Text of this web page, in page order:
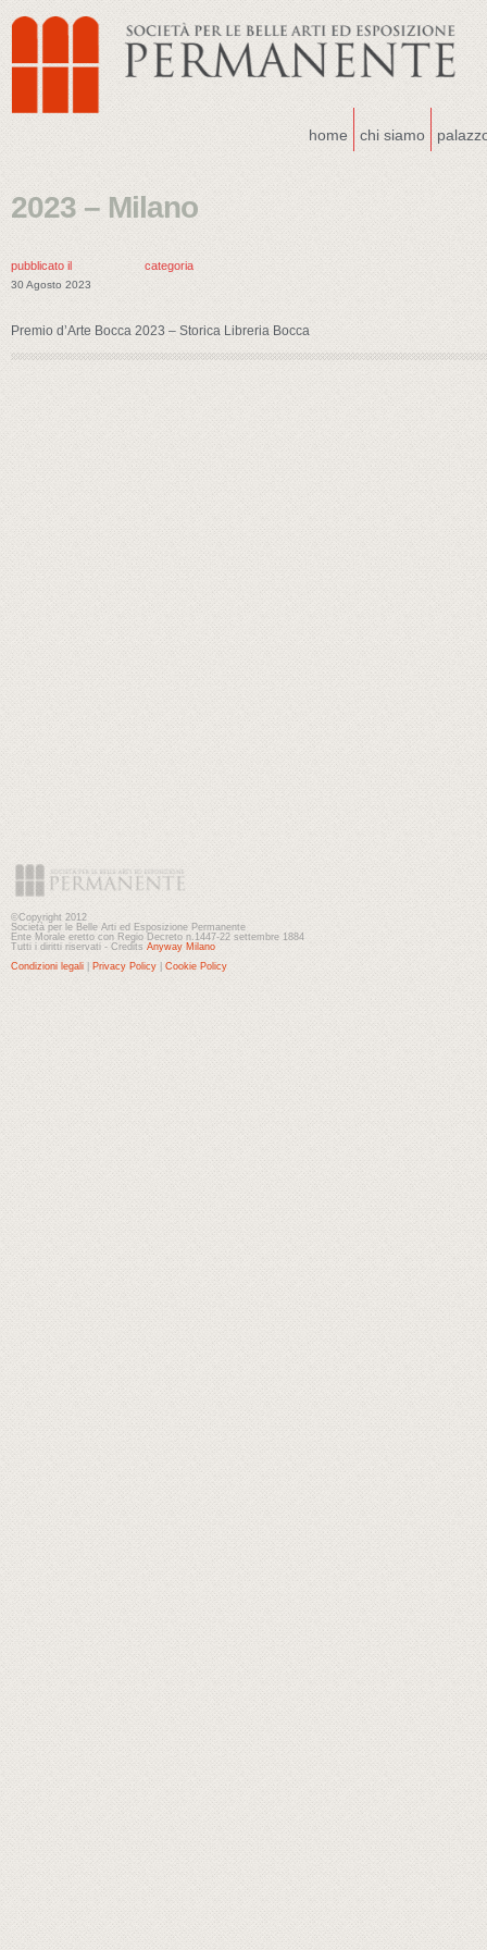
home chi siamo
2023 – Milano
pubblicato il
30 Agosto 2023
categoria
Premio d’Arte Bocca 2023 – Storica Libreria Bocca
©Copyright 2012
Società per le Belle Arti ed Esposizione Permanente
Ente Morale eretto con Regio Decreto n.1447-22 settembre 1884
Tutti i diritti riservati - Credits Anyway Milano
Condizioni legali
Privacy Policy Cookie Policy